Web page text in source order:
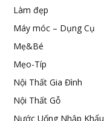
Làm đẹp
Máy móc – Dụng Cụ
Mẹ&Bé
Mẹo-Típ
Nội Thất Gia Đình
Nội Thất Gỗ
Nước Uống Nhập Khẩu